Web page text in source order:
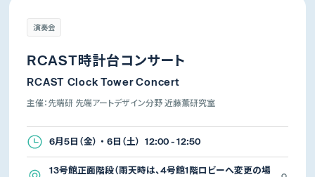
演奏会
RCAST時計台コンサート
RCAST Clock Tower Concert
主催：先端研 先端アートデザイン分野 近藤薫研究室
6月5日（金） ・ 6日（土） 12:00 - 12:50
13号館正面階段（雨天時は、4号館1階ロビーへ変更の場